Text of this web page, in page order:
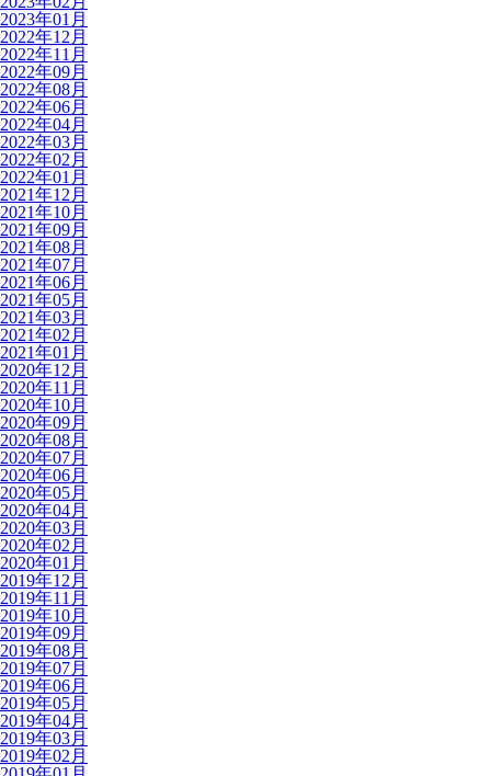
2023年01月
2022年12月
2022年11月
2022年09月
2022年08月
2022年06月
2022年04月
2022年03月
2022年02月
2022年01月
2021年12月
2021年10月
2021年09月
2021年08月
2021年07月
2021年06月
2021年05月
2021年03月
2021年02月
2021年01月
2020年12月
2020年11月
2020年10月
2020年09月
2020年08月
2020年07月
2020年06月
2020年05月
2020年04月
2020年03月
2020年02月
2020年01月
2019年12月
2019年11月
2019年10月
2019年09月
2019年08月
2019年07月
2019年06月
2019年05月
2019年04月
2019年03月
2019年02月